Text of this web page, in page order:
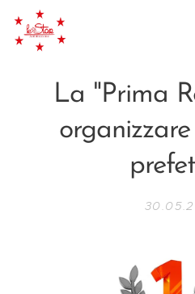
La "Prima